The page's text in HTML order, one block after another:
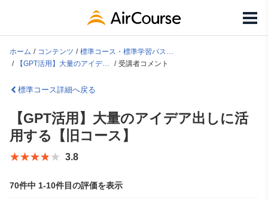
ホーム コンテンツ
標準コース・標準学習パス一覧
【GPT活用】大量のアイデア出しに活用する【旧コース】
受講者コメント
標準コース詳細へ戻る
【GPT活用】大量のアイデア出しに活
用する【旧コース】
★★★★★
★★★★★ 3.8
70件中 1-10件目の評価を表示